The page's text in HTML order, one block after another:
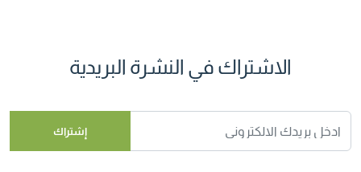
الاشتراك في النشرة البريدية
إشتراك